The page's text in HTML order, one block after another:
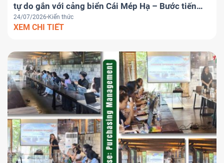
tự do gắn với cảng biển Cái Mép Hạ – Bước tiến
chiến lược đưa Việt Nam trở thành trung tâm
logistics khu vực
24/07/2026 Kiến thức
XEM CHI TIẾT